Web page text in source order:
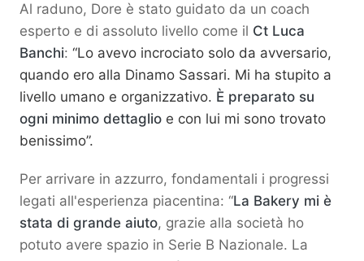
Al raduno, Dore è stato guidato da un coach
esperto e di assoluto livello come il Ct Luca
Banchi: “Lo avevo incrociato solo da avversario,
quando ero alla Dinamo Sassari. Mi ha stupito a
livello umano e organizzativo. È preparato su
ogni minimo dettaglio e con lui mi sono trovato
benissimo”.
Per arrivare in azzurro, fondamentali i progressi
legati all'esperienza piacentina: “La Bakery mi è
stata di grande aiuto, grazie alla società ho
potuto avere spazio in Serie B Nazionale. La